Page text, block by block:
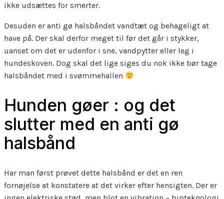
ikke udsættes for smerter.
Desuden er anti gø halsbåndet vandtæt og behageligt at
have på. Der skal derfor meget til før det går i stykker,
uanset om det er udenfor i sne, vandpytter eller leg i
hundeskoven. Dog skal det lige siges du nok ikke bør tage
halsbåndet med i svømmehallen
Hunden gøer : og det
slutter med en anti gø
halsbånd
Har man først prøvet dette halsbånd er det en ren
fornøjelse at konstatere at det virker efter hensigten. Der er